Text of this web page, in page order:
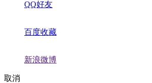
QQ好友
百度收藏
新浪微博
取消